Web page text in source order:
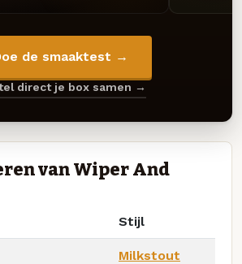
de smaaktest →
direct je box samen →
van Wiper And
Stijl
Milkstout